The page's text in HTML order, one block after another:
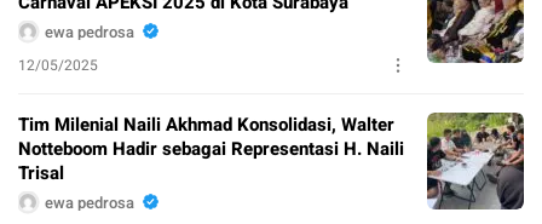
ewa pedrosa
12/05/2025
Tim Milenial Naili Akhmad Konsolidasi, Walter
Notteboom Hadir sebagai Representasi H. Naili
Trisal
ewa pedrosa